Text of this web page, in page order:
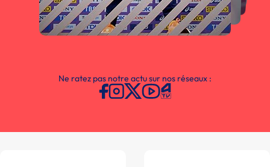
Ne ratez pas notre actu sur nos réseaux :